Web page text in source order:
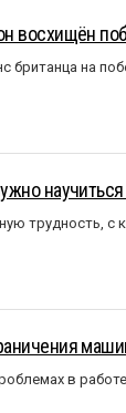
восхищён
на
трудность, с
в